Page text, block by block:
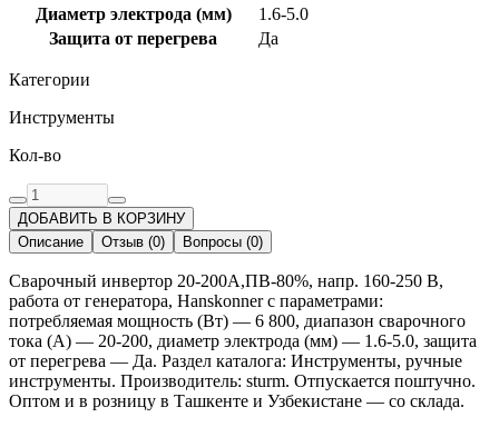
Диаметр электрода (мм)
1.6-5.0
Защита от перегрева
Да
Категории
Инструменты
Кол-во
ДОБАВИТЬ В КОРЗИНУ
Описание
Отзыв (0) Вопросы (0)
Сварочный инвертор 20-200А,ПВ-80%, напр. 160-250 В,
работа от генератора, Hanskonner с параметрами:
потребляемая мощность (Вт) — 6 800, диапазон сварочного
тока (А) — 20-200, диаметр электрода (мм) — 1.6-5.0, защита
от перегрева — Да. Раздел каталога: Инструменты, ручные
инструменты. Производитель: sturm. Отпускается поштучно.
Оптом и в розницу в Ташкенте и Узбекистане — со склада.